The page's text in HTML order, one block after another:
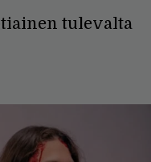
tulevalta